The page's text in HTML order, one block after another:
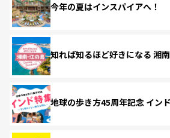
今年の夏はインスパイアへ！
知れば知るほど好きになる 湘
地球の歩き方45周年記念 イン